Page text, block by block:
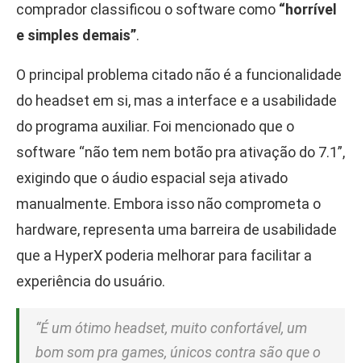
comprador classificou o software como “horrível
e simples demais”.
O principal problema citado não é a funcionalidade
do headset em si, mas a interface e a usabilidade
do programa auxiliar. Foi mencionado que o
software “não tem nem botão pra ativação do 7.1”,
exigindo que o áudio espacial seja ativado
manualmente. Embora isso não comprometa o
hardware, representa uma barreira de usabilidade
que a HyperX poderia melhorar para facilitar a
experiência do usuário.
“É um ótimo headset, muito confortável, um
bom som pra games, únicos contra são que o